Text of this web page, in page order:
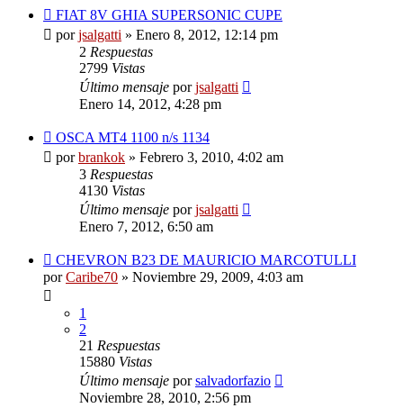
FIAT 8V GHIA SUPERSONIC CUPE
porjsalgatti » Enero 8, 2012, 12:14 pm
2 Respuestas
2799 Vistas
Último mensaje porjsalgatti
Enero 14, 2012, 4:28 pm
OSCA MT4 1100 n/s 1134
porbrankok » Febrero 3, 2010, 4:02 am
3 Respuestas
4130 Vistas
Último mensaje porjsalgatti
Enero 7, 2012, 6:50 am
CHEVRON B23 DE MAURICIO MARCOTULLI
porCaribe70 » Noviembre 29, 2009, 4:03 am
1
2
21 Respuestas
15880 Vistas
Último mensaje porsalvadorfazio
Noviembre 28, 2010, 2:56 pm